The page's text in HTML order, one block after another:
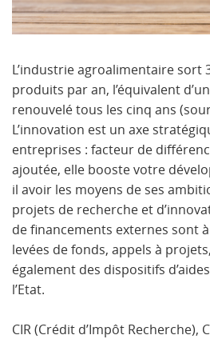
L’industrie agroalimentaire sort
produits par an, l’équivalent
renouvelé tous les cinq ans
L’innovation est un axe
entreprises : facteur de
ajoutée, elle booste votre
il avoir les moyens de ses
projets de recherche et
de financements externes sont
levées de fonds, appels à
également des dispositifs
l’Etat.
CIR (Crédit d’Impôt Recherche),